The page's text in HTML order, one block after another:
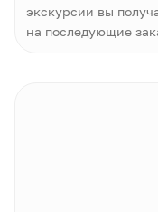
экскурсии вы
на последующие